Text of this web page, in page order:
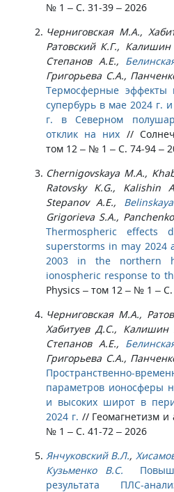
№ 1 – С. 31-39 – 2026
Черниговская М.А.,
Ратовский К.Г.,
Степанов А.Е.,
Григорьева С.А.,
Термосферные эффекты
супербурь в мае 2024 г.
г. в Северном
отклик на них //
том 12 – № 1 – С. 74-94 –
Chernigovskaya M.A.,
Ratovsky K.G., Kalishin
Stepanov A.E.,
Grigorieva S.A.,
Thermospheric effects
superstorms in may 2024
2003 in the northern
ionospheric response to
Physics – том 12 – № 1 –
Черниговская М.А.,
Хабитуев Д.С., Калишин
Степанов А.Е.,
Григорьева С.А.,
Пространственно-
параметров ионосферы
и высоких широт в
2024 г. // Геомагнетизм
№ 1 – С. 41-72 – 2026
Янчуковский В.Л.,
Кузьменко В.С.
результата ПЛС-